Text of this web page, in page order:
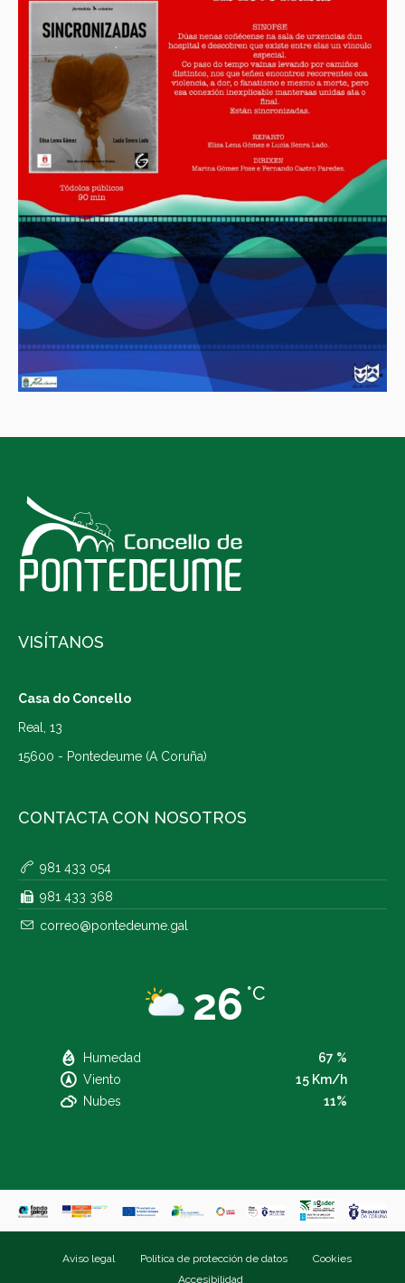
VISÍTANOS
Casa do Concello
Real, 13
15600 - Pontedeume (A Coruña)
CONTACTA CON NOSOTROS
981 433 054
981 433 368
correo@pontedeume.gal
26 °C
Humedad
67 %
Viento
15 Km/h
Nubes
11%
Aviso legal Política de protección de datos
Cookies
Accesibilidad